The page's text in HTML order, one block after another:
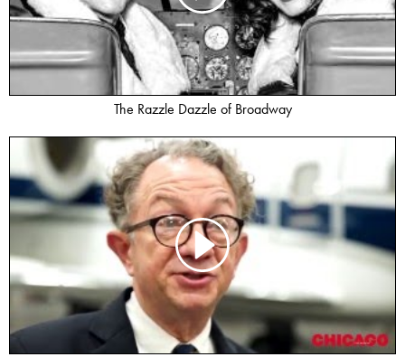
The Razzle Dazzle of Broadway